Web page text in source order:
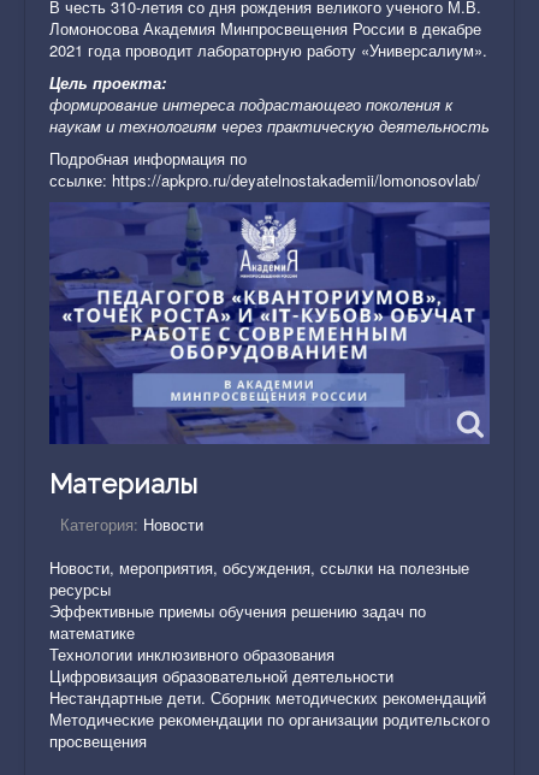
В честь 310-летия со дня рождения великого ученого М.В.
Ломоносова Академия Минпросвещения России в декабре
2021 года проводит лабораторную работу «Универсалиум».
Цель проекта:
формирование интереса подрастающего поколения к
наукам и технологиям через практическую деятельность
Подробная информация по
ссылке: https://apkpro.ru/deyatelnostakademii/lomonosovlab/
Материалы
Категория: Новости
Новости, мероприятия, обсуждения, ссылки на полезные
ресурсы
Эффективные приемы обучения решению задач по
математике
Технологии инклюзивного образования
Цифровизация образовательной деятельности
Нестандартные дети. Сборник методических рекомендаций
Методические рекомендации по организации родительского
просвещения